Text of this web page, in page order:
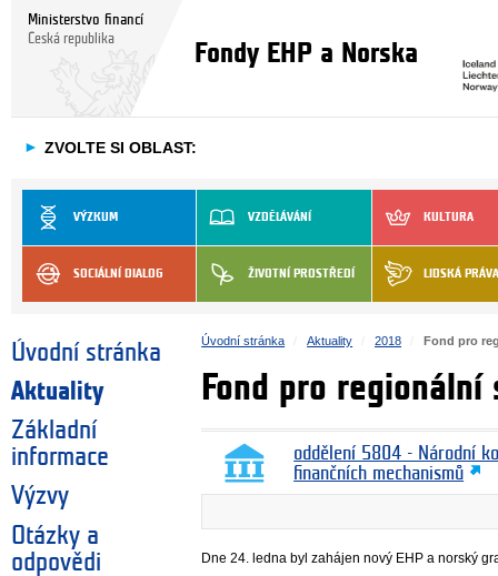
Ministerstvo financí
Česká republika
Fondy EHP a Norska
► ZVOLTE SI OBLAST:
VÝZKUM VZDĚLÁVÁNÍ KULTURA
SOCIÁLNÍ DIALOG ŽIVOTNÍ PROSTŘEDÍ LIDSKÁ PRÁVA
Úvodní stránka
Aktuality
Základní
informace
Výzvy
Otázky a
odpovědi
Úvodní stránka Aktuality 2018 Fond pro
Fond pro regionální
oddělení 5804 - Národní
finančních mechanismů
Dne 24. ledna byl zahájen nový EHP a norský